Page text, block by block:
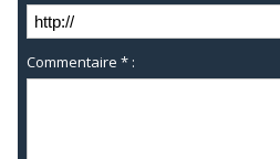
Commentaire * :